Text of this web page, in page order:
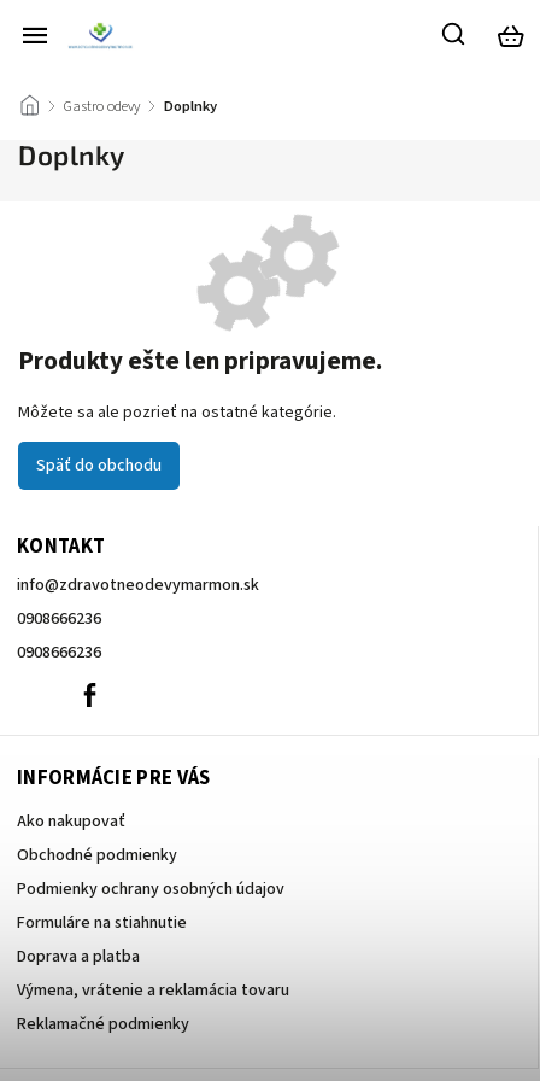
/ Gastro odevy / Doplnky
Doplnky
Produkty ešte len pripravujeme.
Môžete sa ale pozrieť na ostatné kategórie.
Späť do obchodu
KONTAKT
info@zdravotneodevymarmon.sk
0908666236
0908666236
0908666236
INFORMÁCIE PRE VÁS
Ako nakupovať
Obchodné podmienky
Podmienky ochrany osobných údajov
Formuláre na stiahnutie
Doprava a platba
Výmena, vrátenie a reklamácia tovaru
Reklamačné podmienky